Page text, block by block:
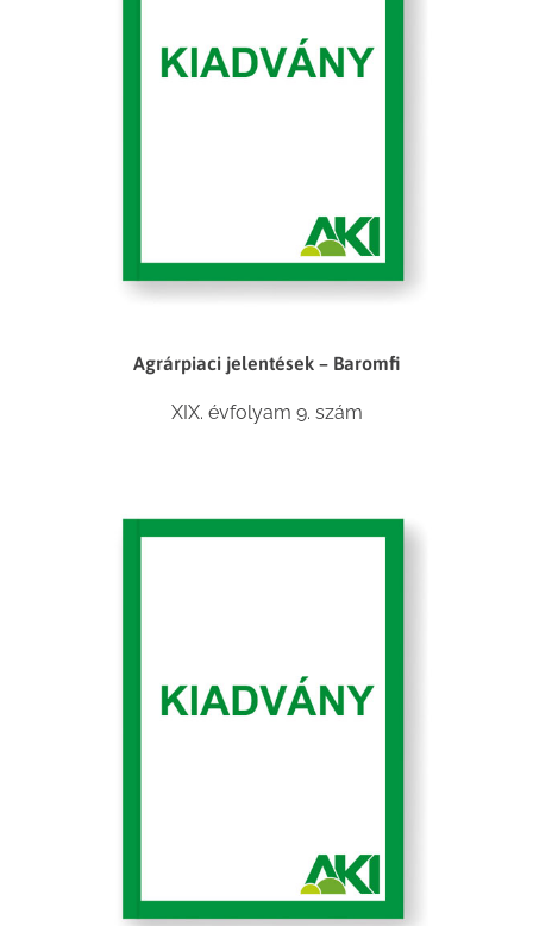
Agrárpiaci jelentések – Baromfi
XIX. évfolyam 9. szám